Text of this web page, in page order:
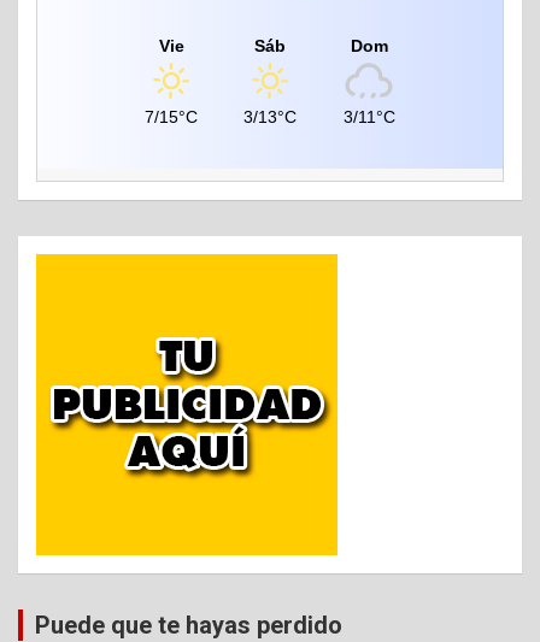
Vie
7/15°C
Sáb
3/13°C
Dom
3/11°C
Puede que te hayas perdido